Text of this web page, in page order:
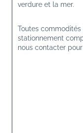
verdure et la mer.
Toutes
stationnement
nous contacter